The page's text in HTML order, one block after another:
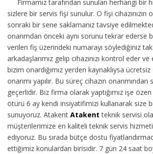
Firmamız tarafından sunulan herhangi bir
sizlere bir servis fişi sunulur. O fişi cihazınızın
sonraki bir sene saklamanız tavsiye
onarımdan önceki aynı sorunu tekrar ederse
verilen fiş üzerindeki numarayı söylediğiniz
arkadaşlarımız gelip cihazınızı kontrol eder
bizim onardığımız yerden kaynaklıysa ücretsiz
onarımı yapılır. Bu süreç cihazın
geçerlidir. Biz firma olarak yaptığımız işe
ötürü 6 ay kendi insiyatifimizi kullanarak size
sunuyoruz. Atakent Atakent teknik servisi
müşterilerimize en kaliteli teknik servis
ediyoruz. Bu sırada bütçe dostu
ettiğimiz konulardan birisidir. 7 gün 24 saat